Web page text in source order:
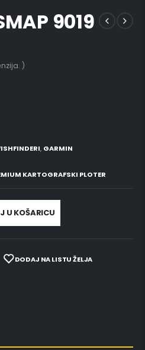
9019
)
, GARMIN
KARTOGRAFSKI PLOTER
U KOŠARICU
DODAJ NA LISTU ŽELJA